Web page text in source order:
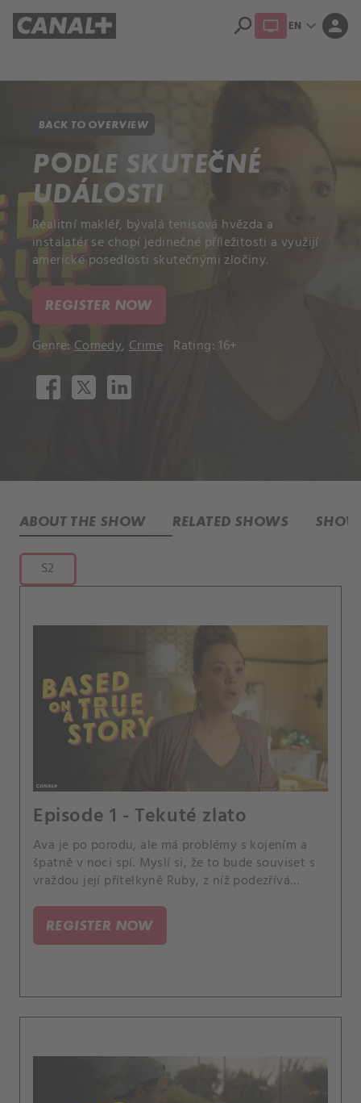
search EN expand_more person
BACK TO OVERVIEW
PODLE SKUTEČNÉ
UDÁLOSTI
Realitní makléř, bývalá tenisová hvězda a
instalatér se chopí jedinečné příležitosti a využijí
americké posedlosti skutečnými zločiny.
REGISTER NOW
Genre: Comedy,Crime Rating: 16+
ABOUT THE SHOW RELATED SHOWS
S2
Episode 1 - Tekuté zlato
Ava je po porodu, ale má problémy s kojením a
špatně v noci spí. Myslí si, že to bude souviset s
vraždou její přítelkyně Ruby, z níž podezřívá
REGISTER NOW